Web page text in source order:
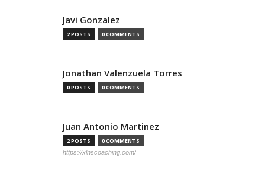
Javi Gonzalez
2 POSTS 0 COMMENTS
Jonathan Valenzuela Torres
0 POSTS 0 COMMENTS
Juan Antonio Martinez
2 POSTS 0 COMMENTS
https://xlnscoaching.com/